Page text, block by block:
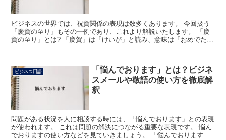
ビジネスの世界では、祝賀関係の表現は数多くあります。 今回扱う
「慶賀の至り」もその一例であり、これより解説いたします。 「慶
賀の至り」とは? 「慶賀」は「けいが」と読み、意味は「おめでたい
ビジネス用語
「悩んでおります」とは？ビジネ
スメールや敬語の使い方を徹底解
釈
問題がある状況を人に相談する時には、「悩んでおります」との表現
が使われます。 これは問題の解決につながる重要な表現です。 悩ん
でおりますの使い方などを見ていきましょう。 「悩んでおります」